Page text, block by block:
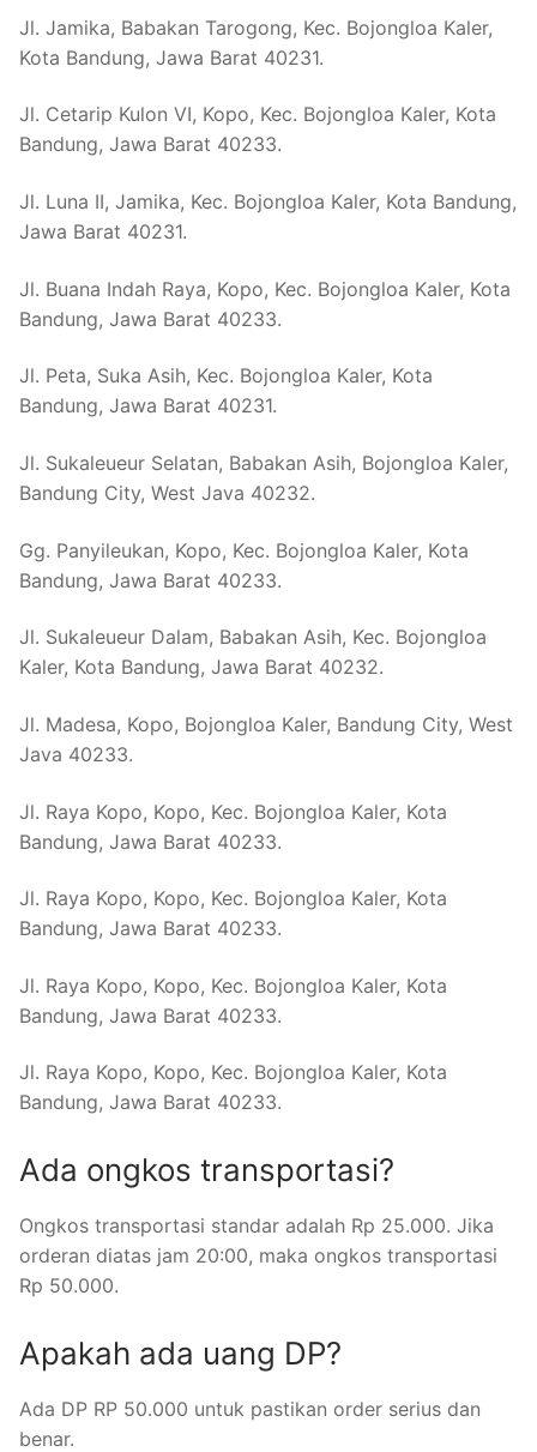
Jl. Jamika, Babakan Tarogong, Kec. Bojongloa Kaler,
Kota Bandung, Jawa Barat 40231.
Jl. Cetarip Kulon VI, Kopo, Kec. Bojongloa Kaler, Kota
Bandung, Jawa Barat 40233.
Jl. Luna II, Jamika, Kec. Bojongloa Kaler, Kota Bandung,
Jawa Barat 40231.
Jl. Buana Indah Raya, Kopo, Kec. Bojongloa Kaler, Kota
Bandung, Jawa Barat 40233.
Jl. Peta, Suka Asih, Kec. Bojongloa Kaler, Kota
Bandung, Jawa Barat 40231.
Jl. Sukaleueur Selatan, Babakan Asih, Bojongloa Kaler,
Bandung City, West Java 40232.
Gg. Panyileukan, Kopo, Kec. Bojongloa Kaler, Kota
Bandung, Jawa Barat 40233.
Jl. Sukaleueur Dalam, Babakan Asih, Kec. Bojongloa
Kaler, Kota Bandung, Jawa Barat 40232.
Jl. Madesa, Kopo, Bojongloa Kaler, Bandung City, West
Java 40233.
Jl. Raya Kopo, Kopo, Kec. Bojongloa Kaler, Kota
Bandung, Jawa Barat 40233.
Jl. Raya Kopo, Kopo, Kec. Bojongloa Kaler, Kota
Bandung, Jawa Barat 40233.
Jl. Raya Kopo, Kopo, Kec. Bojongloa Kaler, Kota
Bandung, Jawa Barat 40233.
Jl. Raya Kopo, Kopo, Kec. Bojongloa Kaler, Kota
Bandung, Jawa Barat 40233.
Ada ongkos transportasi?
Ongkos transportasi standar adalah Rp 25.000. Jika
orderan diatas jam 20:00, maka ongkos transportasi
Rp 50.000.
Apakah ada uang DP?
Ada DP RP 50.000 untuk pastikan order serius dan
benar.